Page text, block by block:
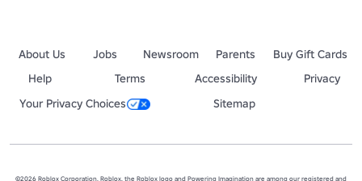
About Us Jobs Newsroom Parents
Buy Gift Cards
Help
Terms Accessibility
Privacy
Your Privacy Choices
Sitemap
©2026 Roblox Corporation. Roblox, the Roblox logo and Powering Imagination are among our registered and